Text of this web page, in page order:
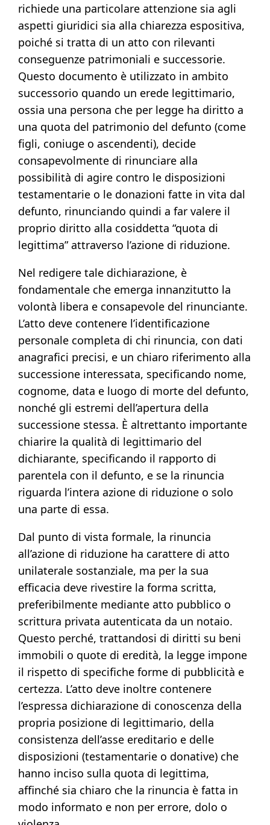
richiede una particolare attenzione sia agli
aspetti giuridici sia alla chiarezza espositiva,
poiché si tratta di un atto con rilevanti
conseguenze patrimoniali e successorie.
Questo documento è utilizzato in ambito
successorio quando un erede legittimario,
ossia una persona che per legge ha diritto a
una quota del patrimonio del defunto (come
figli, coniuge o ascendenti), decide
consapevolmente di rinunciare alla
possibilità di agire contro le disposizioni
testamentarie o le donazioni fatte in vita dal
defunto, rinunciando quindi a far valere il
proprio diritto alla cosiddetta “quota di
legittima” attraverso l’azione di riduzione.
Nel redigere tale dichiarazione, è
fondamentale che emerga innanzitutto la
volontà libera e consapevole del rinunciante.
L’atto deve contenere l’identificazione
personale completa di chi rinuncia, con dati
anagrafici precisi, e un chiaro riferimento alla
successione interessata, specificando nome,
cognome, data e luogo di morte del defunto,
nonché gli estremi dell’apertura della
successione stessa. È altrettanto importante
chiarire la qualità di legittimario del
dichiarante, specificando il rapporto di
parentela con il defunto, e se la rinuncia
riguarda l’intera azione di riduzione o solo
una parte di essa.
Dal punto di vista formale, la rinuncia
all’azione di riduzione ha carattere di atto
unilaterale sostanziale, ma per la sua
efficacia deve rivestire la forma scritta,
preferibilmente mediante atto pubblico o
scrittura privata autenticata da un notaio.
Questo perché, trattandosi di diritti su beni
immobili o quote di eredità, la legge impone
il rispetto di specifiche forme di pubblicità e
certezza. L’atto deve inoltre contenere
l’espressa dichiarazione di conoscenza della
propria posizione di legittimario, della
consistenza dell’asse ereditario e delle
disposizioni (testamentarie o donative) che
hanno inciso sulla quota di legittima,
affinché sia chiaro che la rinuncia è fatta in
modo informato e non per errore, dolo o